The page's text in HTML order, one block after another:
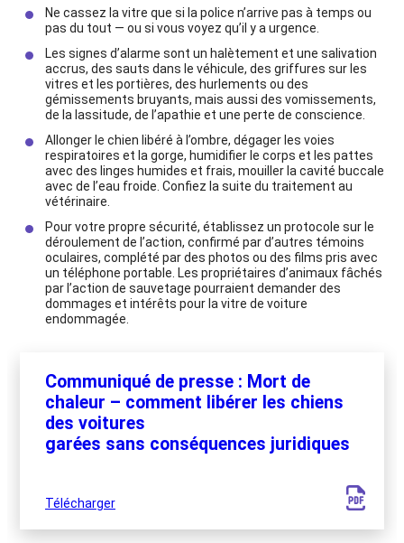
Ne cassez la vitre que si la police n’arrive pas à temps ou
pas du tout — ou si vous voyez qu’il y a urgence.
Les signes d’alarme sont un halètement et une salivation
accrus, des sauts dans le véhicule, des griffures sur les
vitres et les portières, des hurlements ou des
gémissements bruyants, mais aussi des vomissements,
de la lassitude, de l’apathie et une perte de conscience.
Allonger le chien libéré à l’ombre, dégager les voies
respiratoires et la gorge, humidifier le corps et les pattes
avec des linges humides et frais, mouiller la cavité buccale
avec de l’eau froide. Confiez la suite du traitement au
vétérinaire.
Pour votre propre sécurité, établissez un protocole sur le
déroulement de l’action, confirmé par d’autres témoins
oculaires, complété par des photos ou des films pris avec
un téléphone portable. Les propriétaires d’animaux fâchés
par l’action de sauvetage pourraient demander des
dommages et intérêts pour la vitre de voiture
endommagée.
Communiqué de presse : Mort de
chaleur – comment libérer les chiens
des voitures
garées sans conséquences juridiques
Télécharger